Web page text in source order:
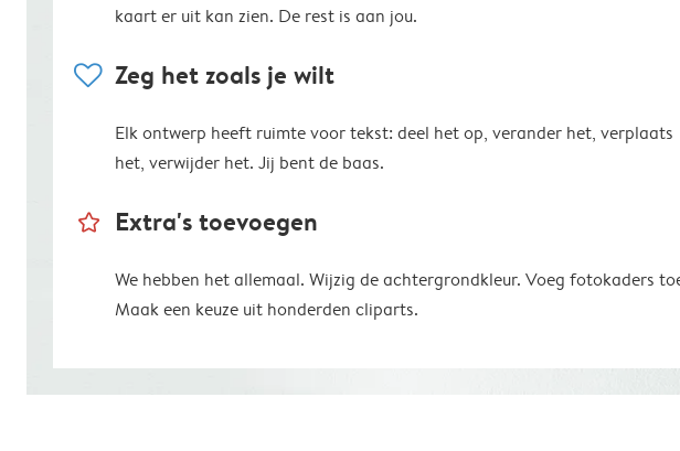
kaart er uit kan zien. De rest is aan jou.
heart Zeg het zoals je wilt
Elk ontwerp heeft ruimte voor tekst: deel het op, verander het, verplaats
het, verwijder het. Jij bent de baas.
star_outline Extra's toevoegen
We hebben het allemaal. Wijzig de achtergrondkleur. Voeg fotokaders
Maak een keuze uit honderden cliparts.